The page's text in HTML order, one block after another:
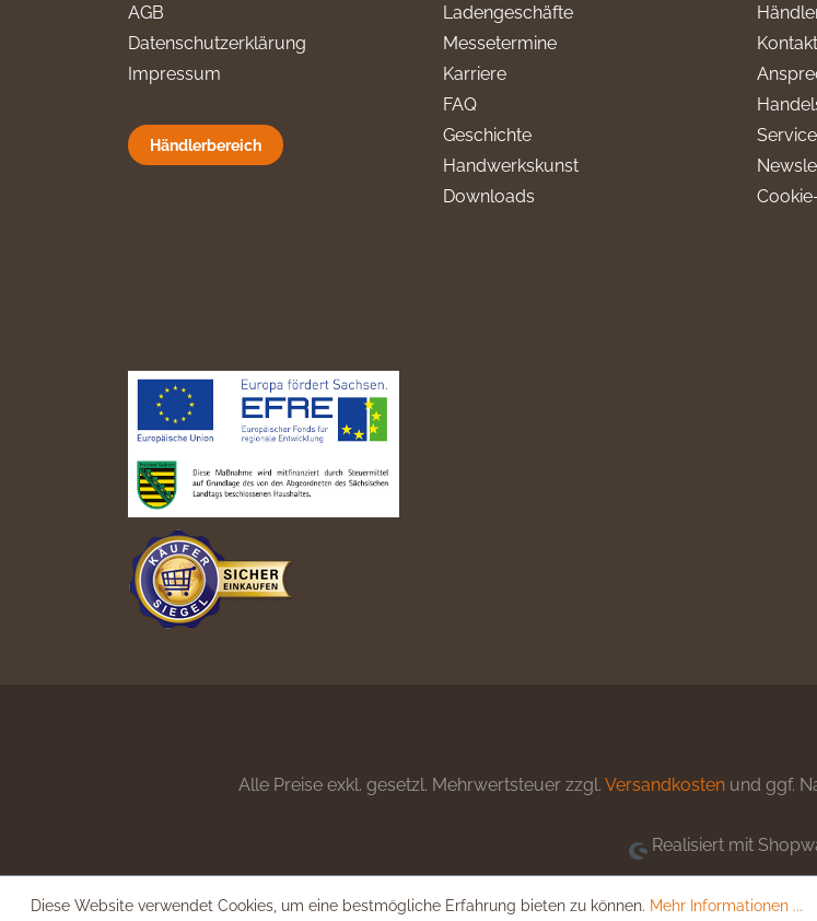
AGB
Datenschutzerklärung
Impressum
Händlerbereich
Ladengeschäfte
Messetermine
Karriere
FAQ
Geschichte
Handwerkskunst
Downloads
Kontakt
Alle Preise exkl. gesetzl. Mehrwertsteuer zzgl. Versandkosten und ggf.
Realisiert mit
Diese Website verwendet Cookies, um eine bestmögliche Erfahrung bieten zu können. Mehr Informationen ...